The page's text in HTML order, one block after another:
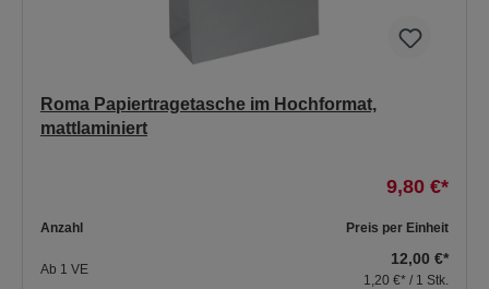
Roma Papiertragetasche im Hochformat,
mattlaminiert
9,80 €*
Anzahl Preis per Einheit
Ab 1 VE
12,00 €*
1,20 €* / 1 Stk.